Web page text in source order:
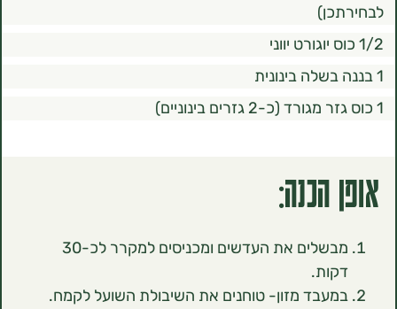
מבשלים את העדשים ומכניסים למקרר לכ-30
מזון- טוחנים את השיבולת השועל לקמח.